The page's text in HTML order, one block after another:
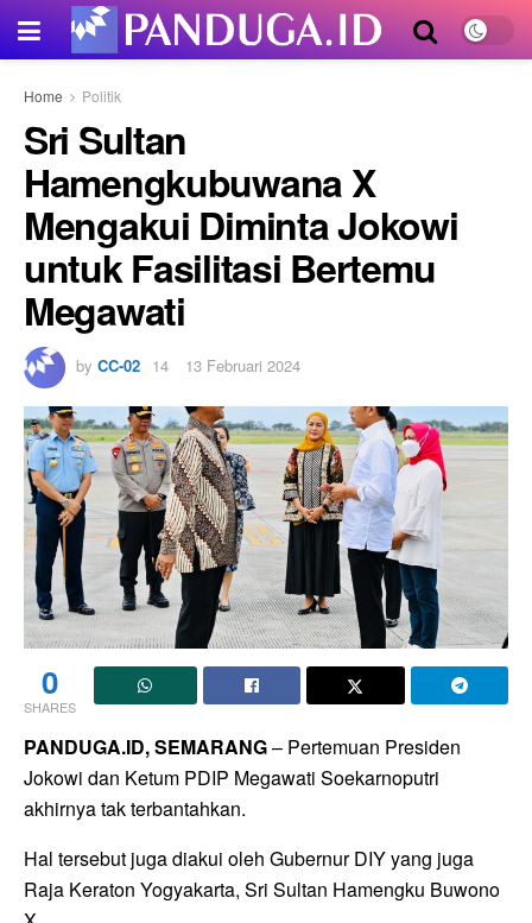
Home Politik
Sri Sultan
Hamengkubuwana X
Mengakui Diminta Jokowi
untuk Fasilitasi Bertemu
Megawati
by CC-02 13 Februari 2024
0
SHARES
PANDUGA.ID, SEMARANG– Pertemuan Presiden
Jokowi dan Ketum PDIP Megawati Soekarnoputri
akhirnya tak terbantahkan.
Hal tersebut juga diakui oleh Gubernur DIY yang juga
Raja Keraton Yogyakarta, Sri Sultan Hamengku Buwono